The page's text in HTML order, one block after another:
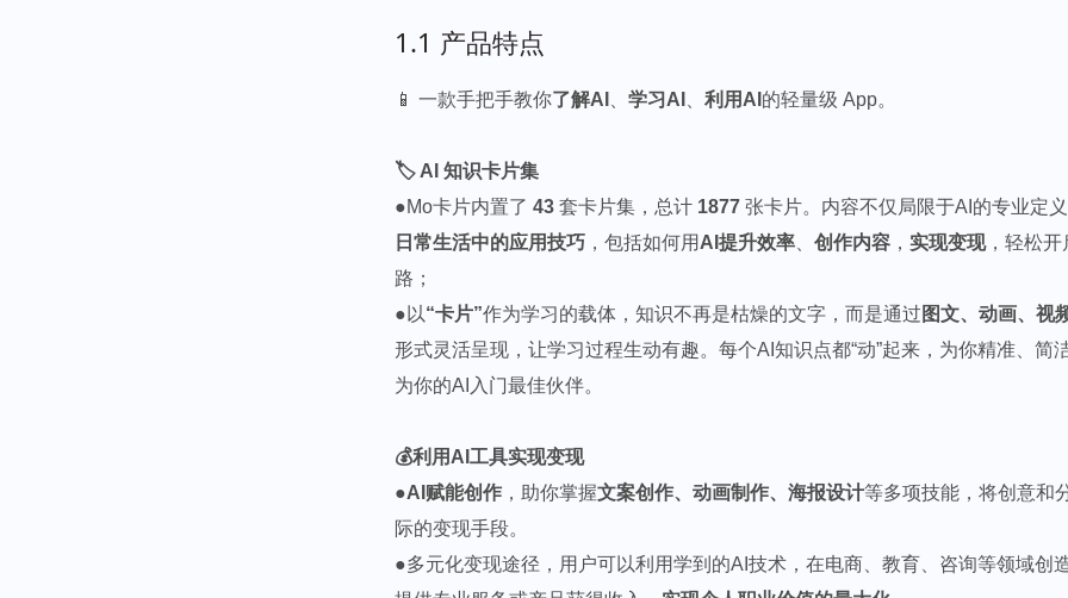
1.1 产品特点
📱 一款手把手教你了解AI 学习AI 利用AI 的轻量级 App。
🏷 AI 知识卡片集
●Mo卡片内置了 43套卡片集，总计 1877张卡片。内容不仅局限于AI的专业定
日常生活中的应用技巧，包括如何用 AI提升效率、 创作内容， 实现变现，轻松开
路；
●以“卡片”作为学习的载体，知识不再是枯燥的文字，而是通过 图文、动画、视
形式灵活呈现，让学习过程生动有趣。每个AI知识点都“动”起来，为你精准、简
为你的AI入门最佳伙伴。
💰利用AI工具实现变现
●AI赋能创作，助你掌握文案创作、动画制作、海报设计等多项技能，将创意和
际的变现手段。
●多元化变现途径，用户可以利用学到的AI技术，在电商、教育、咨询等领域创